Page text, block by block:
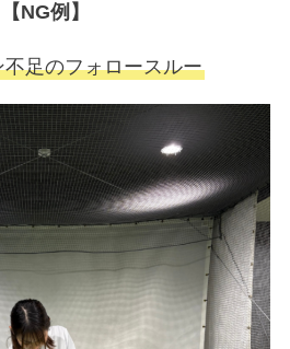
【NG例】
足のフォロースルー